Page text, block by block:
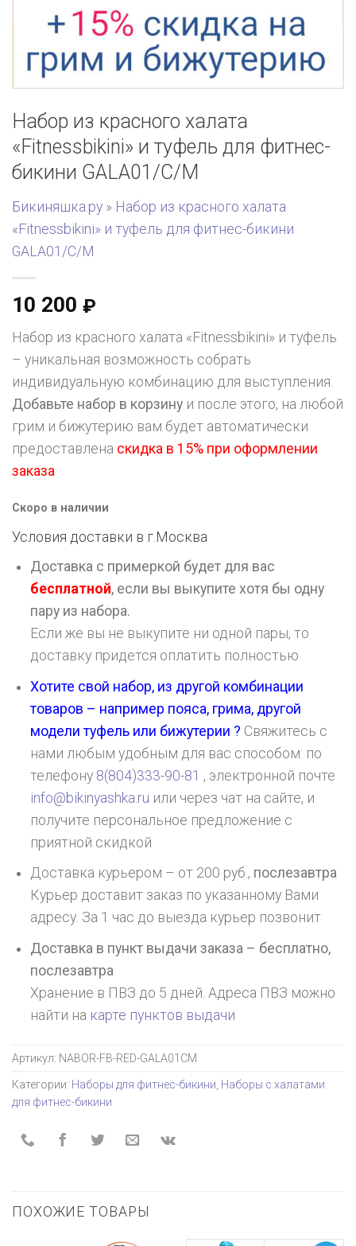
Набор из красного халата
«Fitnessbikini» и туфель для фитнес-
бикини GALA01/C/M
Бикиняшка.ру » Набор из красного халата
«Fitnessbikini» и туфель для фитнес-бикини
GALA01/C/M
10 200 ₽
Набор из красного халата «Fitnessbikini» и туфель
– уникальная возможность собрать
индивидуальную комбинацию для выступления.
Добавьте набор в корзину и после этого, на любой
грим и бижутерию вам будет автоматически
предоставлена скидка в 15% при оформлении
заказа
Скоро в наличии
Условия доставки в г. Москва
Доставка с примеркой будет для вас
бесплатной, если вы выкупите хотя бы одну
пару из набора.
Если же вы не выкупите ни одной пары, то
доставку придется оплатить полностью
Хотите свой набор, из другой комбинации
товаров – например пояса, грима, другой
модели туфель или бижутерии ? Свяжитесь с
нами любым удобным для вас способом: по
телефону 8(804)333-90-81 , электронной почте
info@bikinyashka.ru или через чат на сайте, и
получите персональное предложение с
приятной скидкой
Доставка курьером – от 200 руб., послезавтра
Курьер доставит заказ по указанному Вами
адресу. За 1 час до выезда курьер позвонит
Доставка в пункт выдачи заказа – бесплатно,
послезавтра
Хранение в ПВЗ до 5 дней. Адреса ПВЗ можно
найти на карте пунктов выдачи
Артикул: NABOR-FB-RED-GALA01CM
Категории: Наборы для фитнес-бикини Наборы с халатами
для фитнес-бикини
ПОХОЖИЕ ТОВАРЫ